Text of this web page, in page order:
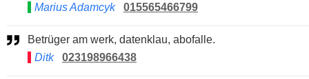
Marius Adamcyk
015565466799
Betrüger am werk, datenklau, abofalle.
Ditk
023198966438